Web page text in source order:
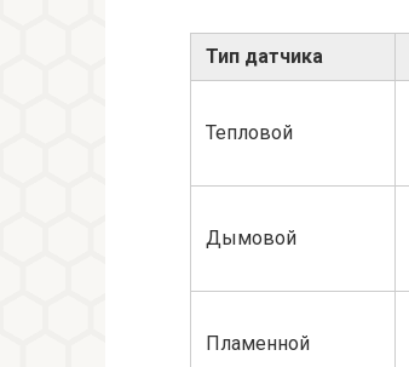
Тип датчика
Тепловой
Дымовой
Пламенной